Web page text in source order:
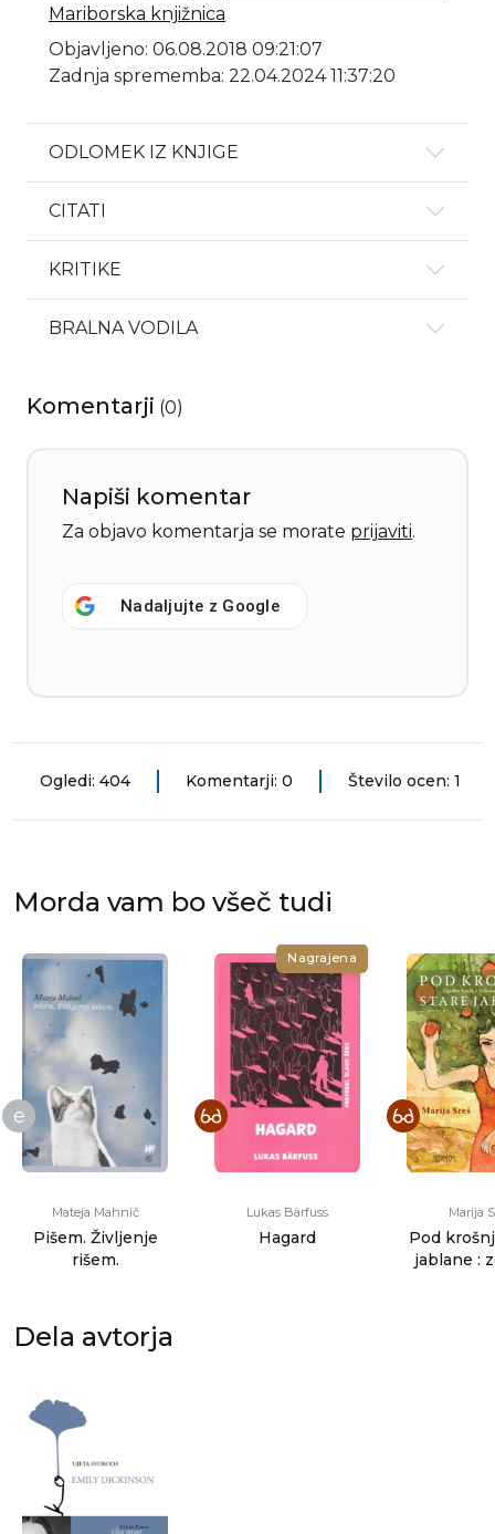
Mariborska knjižnica
Objavljeno: 06.08.2018 09:21:07
Zadnja sprememba: 22.04.2024 11:37:20
ODLOMEK IZ KNJIGE
CITATI
KRITIKE
BRALNA VODILA
Komentarji (0)
Napiši komentar
Za objavo komentarja se morate prijaviti.
Nadaljujte z Google
Ogledi: 404 Komentarji: 0 Število ocen: 1
Morda vam bo všeč tudi
e
Mateja Mahnič
Pišem. Življenje
rišem.
Nagrajena
Lukas Bärfuss
Hagard
Marija
Pod
jablane :
Dela avtorja